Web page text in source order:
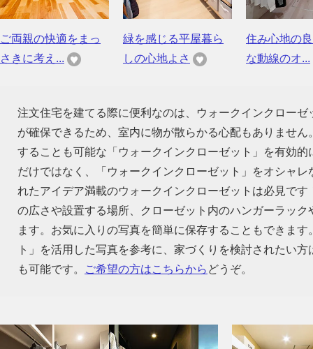
ご両親の快適をまっ
さきに考え...
緑を感じる平屋暮ら
しの心地よさ
住み心地の
な動線のオ...
注文住宅を建てる際に便利なのは、ウォークインクロー
が確保できるため、室内に物が散らかる心配もありませ
することも可能な「ウォークインクローゼット」を有効
だけではなく、「ウォークインクローゼット」をオシャ
れたアイデア満載のウォークインクローゼットは必見で
の広さや設置する場所、クローゼット内のハンガーラッ
ます。お気に入りの写真を簡単に保存することもできま
ト」を活用した写真を参考に、家づくりを検討されたい
も可能です。
ご希望の方はこちらから どうぞ。